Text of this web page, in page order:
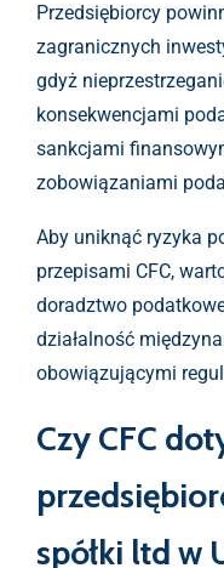
Przedsiębiorcy
zagranicznych
gdyż
konsekwencjami
sankcjami
zobowiązaniami
Aby uniknąć ryzyka
przepisami CFC,
doradztwo
działalność
obowiązującymi
Czy CFC
spółki ltd w